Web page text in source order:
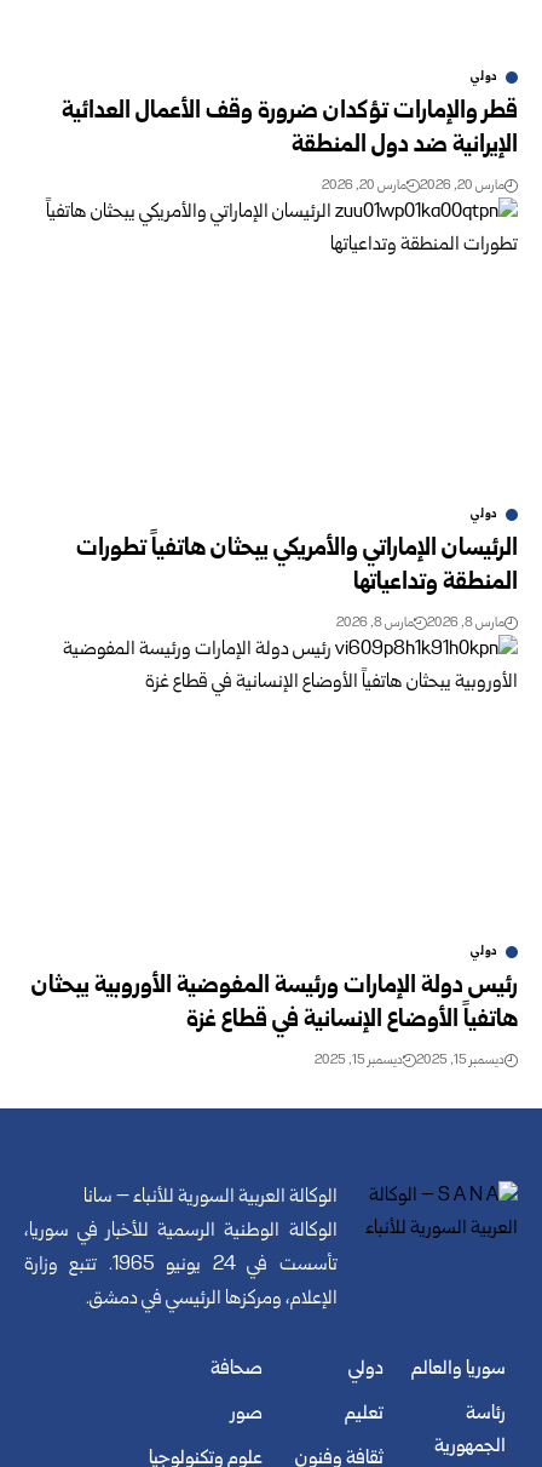
دولي
قطر والإمارات تؤكدان ضرورة وقف الأعمال العدائية
الإيرانية ضد دول المنطقة
مارس 20, 2026 مارس 20, 2026
دولي
الرئيسان الإماراتي والأمريكي يبحثان هاتفياً تطورات
المنطقة وتداعياتها
مارس 8, 2026 مارس 8, 2026
دولي
رئيس دولة الإمارات ورئيسة المفوضية الأوروبية يبحثان
هاتفياً الأوضاع الإنسانية في قطاع غزة
ديسمبر 15, 2025 ديسمبر 15, 2025
الوكالة العربية السورية للأنباء – سانا
الوكالة الوطنية الرسمية للأخبار في سوريا،
تأسست في 24 يونيو 1965. تتبع وزارة
الإعلام، ومركزها الرئيسي في دمشق.
سوريا والعالم
رئاسة
الجمهورية
دولي
تعليم
ثقافة وفنون
صحافة
صور
علوم وتكنولوجيا